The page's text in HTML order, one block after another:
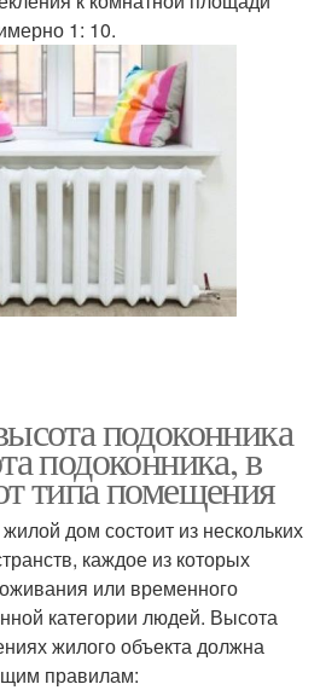
1: 10.
подоконника
подоконника, в
типа помещения
дом состоит из нескольких
каждое из которых
или временного
категории людей. Высота
жилого объекта должна
правилам: